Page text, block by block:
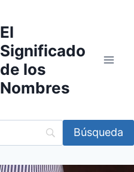
El
Significado
de los
Nombres